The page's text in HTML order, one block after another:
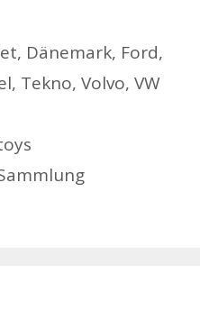
, Dänemark, Ford,
, Tekno, Volvo, VW